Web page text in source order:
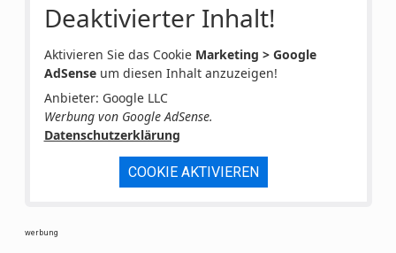
Deaktivierter Inhalt!
Aktivieren Sie das Cookie Marketing > Google
AdSenseum diesen Inhalt anzuzeigen!
Anbieter: Google LLC
Werbung von Google AdSense.
Datenschutzerklärung
COOKIE AKTIVIEREN
werbung